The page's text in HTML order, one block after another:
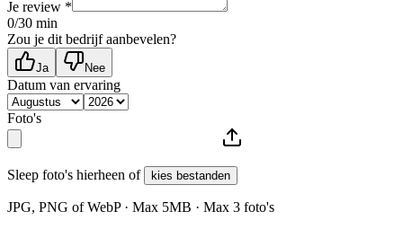
Je review *
0/30 min
Zou je dit bedrijf aanbevelen?
Ja Nee
Datum van ervaring
Foto's
Sleep foto's hierheen of kies bestanden
JPG, PNG of WebP · Max 5MB · Max 3 foto's